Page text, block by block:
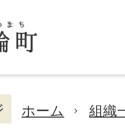
ホーム 組織